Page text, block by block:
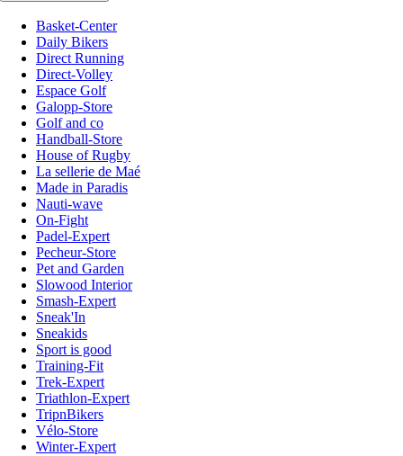
Basket-Center
Daily Bikers
Direct Running
Direct-Volley
Espace Golf
Galopp-Store
Golf and co
Handball-Store
House of Rugby
La sellerie de Maé
Made in Paradis
Nauti-wave
On-Fight
Padel-Expert
Pecheur-Store
Pet and Garden
Slowood Interior
Smash-Expert
Sneak'In
Sneakids
Sport is good
Training-Fit
Trek-Expert
Triathlon-Expert
TripnBikers
Vélo-Store
Winter-Expert